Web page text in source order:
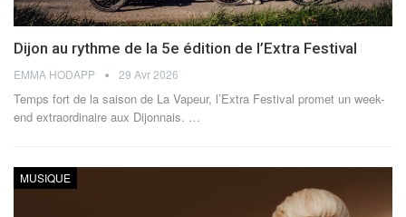
Dijon au rythme de la 5e édition de l’Extra Festival
EMMA HODAPP 29 Avr 2026
Temps fort de la saison de La Vapeur, l’Extra Festival promet un week-
end extraordinaire aux Dijonnais. …
MUSIQUE